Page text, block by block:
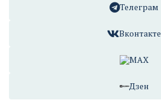
Телеграм
Вконтакте
MAX
Дзен